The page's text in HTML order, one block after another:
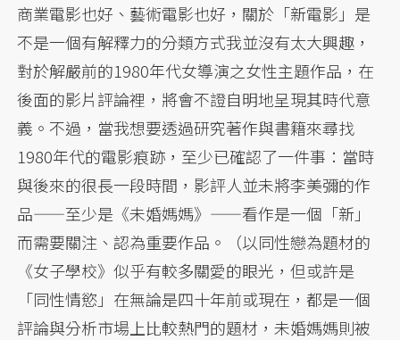
商業電影也好、藝術電影也好，關於「新電影」是
不是一個有解釋力的分類方式我並沒有太大興趣，
對於解嚴前的1980年代女導演之女性主題作品，在
後面的影片評論裡，將會不證自明地呈現其時代意
義。不過，當我想要透過研究著作與書籍來尋找
1980年代的電影痕跡，至少已確認了一件事：當時
與後來的很長一段時間，影評人並未將李美彌的作
品——至少是《未婚媽媽》——看作是一個「新」
而需要關注、認為重要作品。（以同性戀為題材的
《女子學校》似乎有較多關愛的眼光，但或許是
「同性情慾」在無論是四十年前或現在，都是一個
評論與分析市場上比較熱門的題材，未婚媽媽則被